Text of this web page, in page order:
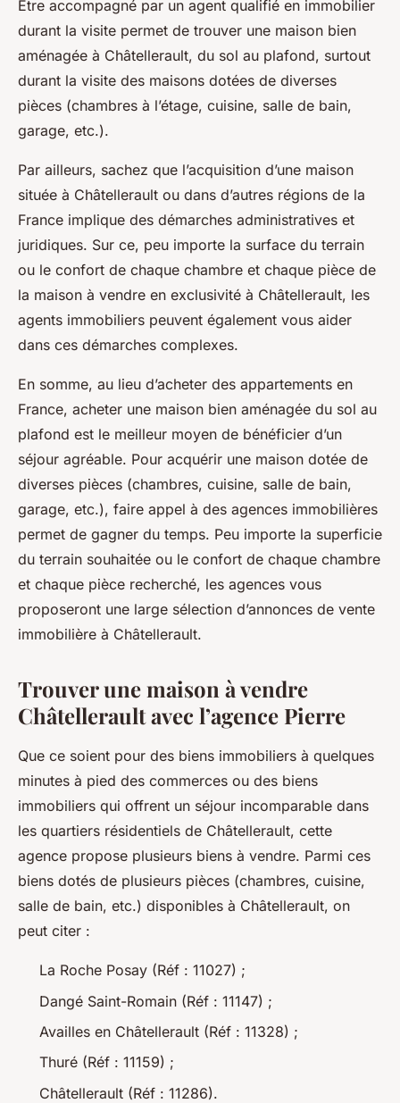
Etre accompagné par un agent qualifié en immobilier
durant la visite permet de trouver une maison bien
aménagée à Châtellerault, du sol au plafond, surtout
durant la visite des maisons dotées de diverses
pièces (chambres à l’étage, cuisine, salle de bain,
garage, etc.).
Par ailleurs, sachez que l’acquisition d’une maison
située à Châtellerault ou dans d’autres régions de la
France implique des démarches administratives et
juridiques. Sur ce, peu importe la surface du terrain
ou le confort de chaque chambre et chaque pièce de
la maison à vendre en exclusivité à Châtellerault, les
agents immobiliers peuvent également vous aider
dans ces démarches complexes.
En somme, au lieu d’acheter des appartements en
France, acheter une maison bien aménagée du sol au
plafond est le meilleur moyen de bénéficier d’un
séjour agréable. Pour acquérir une maison dotée de
diverses pièces (chambres, cuisine, salle de bain,
garage, etc.), faire appel à des agences immobilières
permet de gagner du temps. Peu importe la superficie
du terrain souhaitée ou le confort de chaque chambre
et chaque pièce recherché, les agences vous
proposeront une large sélection d’annonces de vente
immobilière à Châtellerault.
Trouver une maison à vendre
Châtellerault avec l’agence Pierre
Que ce soient pour des biens immobiliers à quelques
minutes à pied des commerces ou des biens
immobiliers qui offrent un séjour incomparable dans
les quartiers résidentiels de Châtellerault, cette
agence propose plusieurs biens à vendre. Parmi ces
biens dotés de plusieurs pièces (chambres, cuisine,
salle de bain, etc.) disponibles à Châtellerault, on
peut citer :
La Roche Posay (Réf : 11027) ;
Dangé Saint-Romain (Réf : 11147) ;
Availles en Châtellerault (Réf : 11328) ;
Thuré (Réf : 11159) ;
Châtellerault (Réf : 11286).